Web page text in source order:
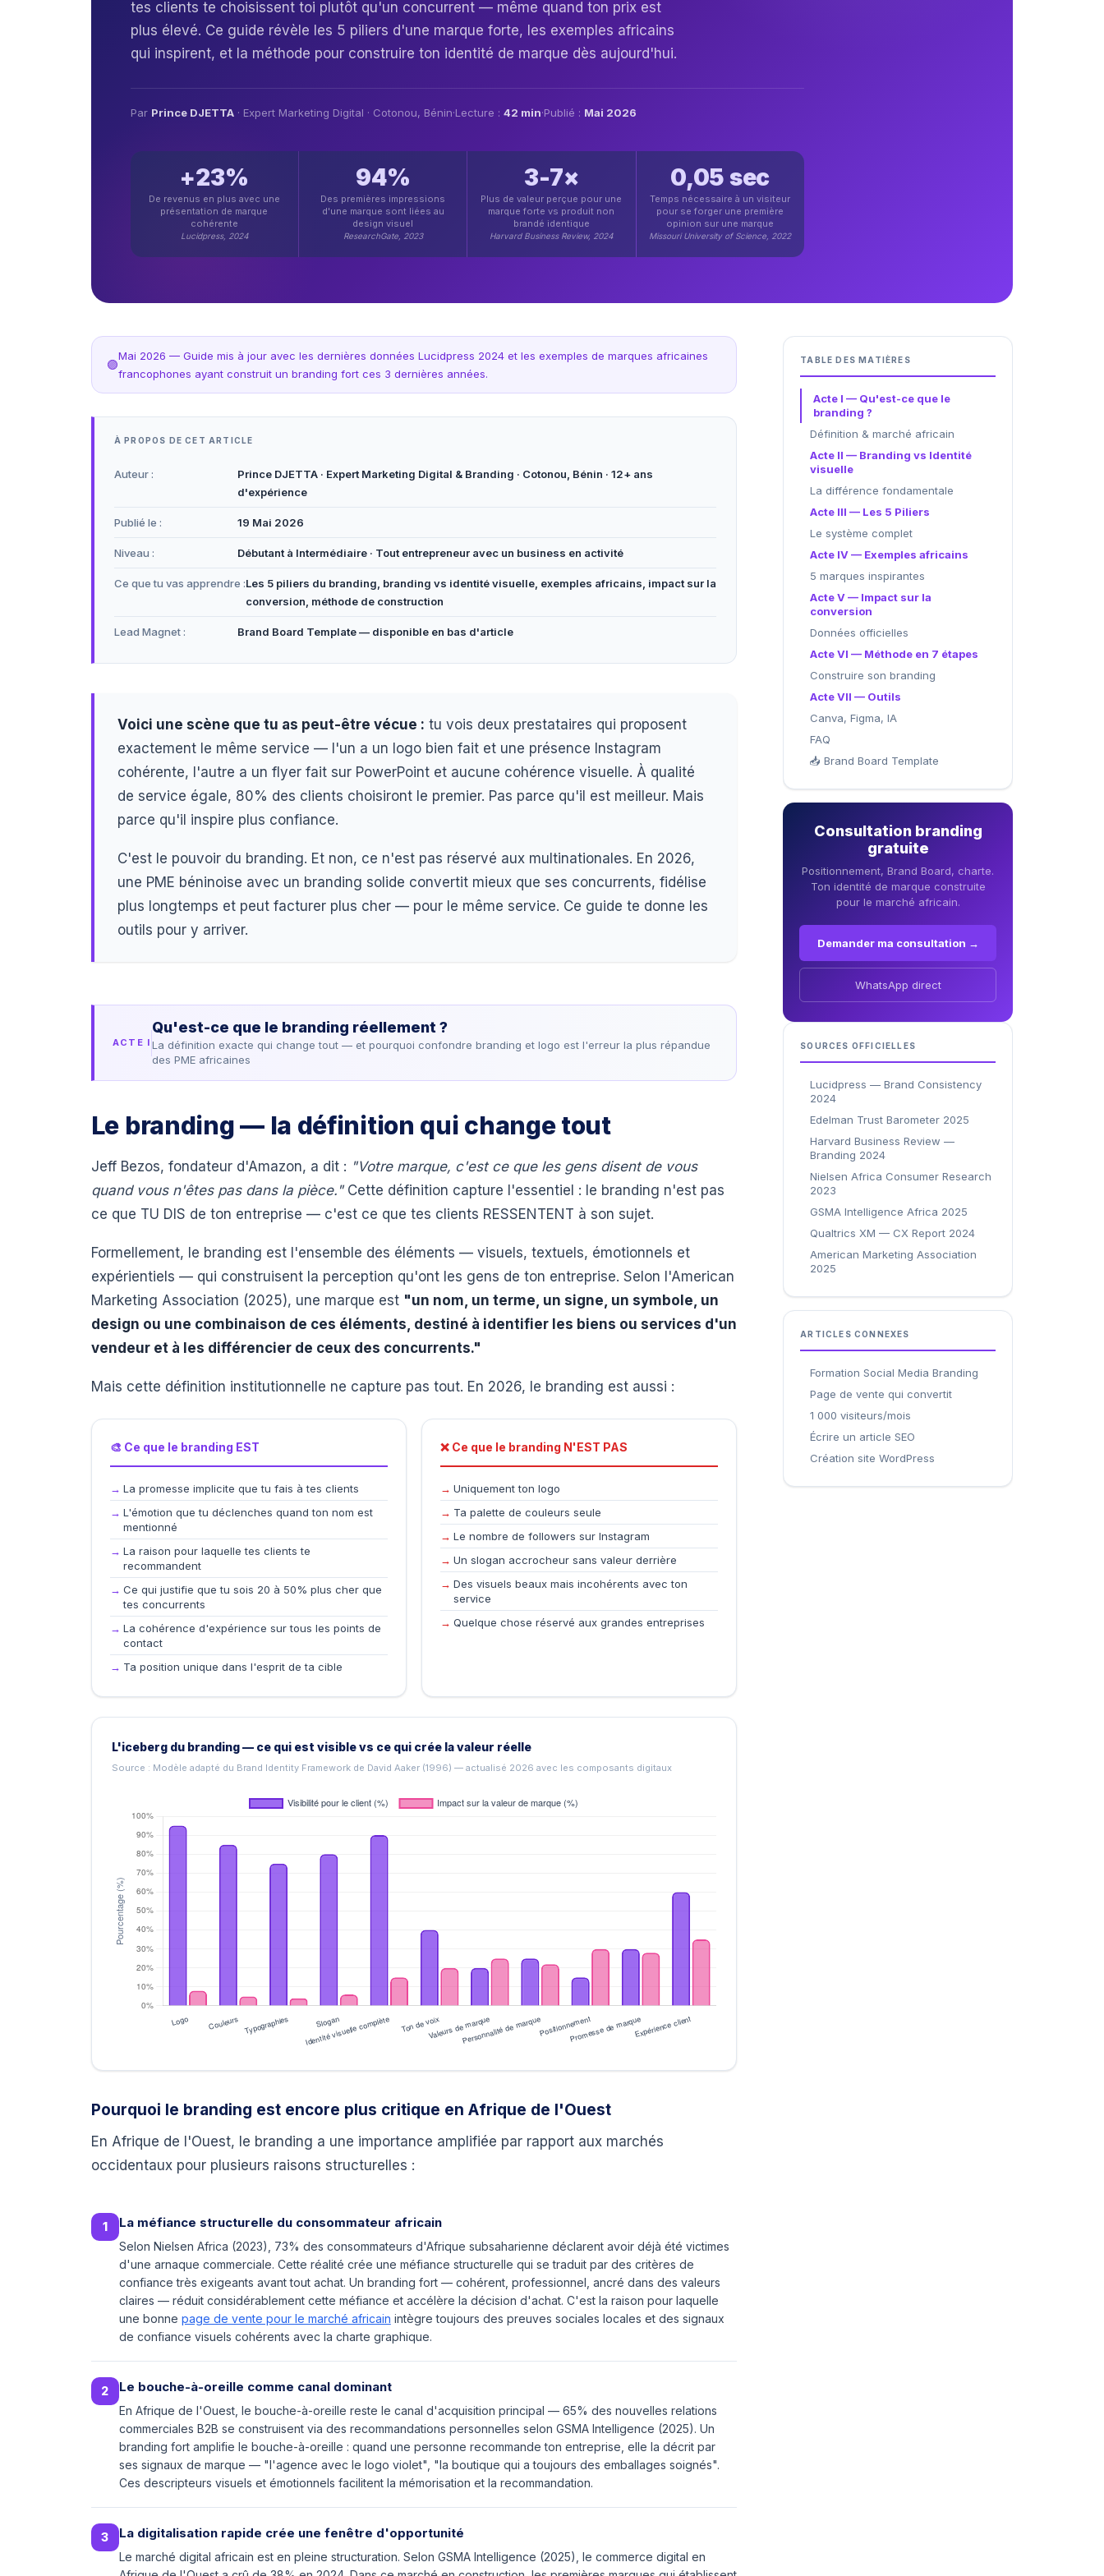
Agence #1 en Afrique de l'Ouest DÉMARRER UN PROJET
tes clients te choisissent toi plutôt qu'un concurrent — même quand ton prix est
plus élevé. Ce guide révèle les 5 piliers d'une marque forte, les exemples africains
qui inspirent, et la méthode pour construire ton identité de marque dès aujourd'hui.
Par Prince DJETTA· Expert Marketing Digital · Cotonou, Bénin·Lecture : 42 min·Publié : Mai 2026
+23%
De revenus en plus avec une
présentation de marque
cohérente
Lucidpress, 2024
94%
Des premières impressions
d'une marque sont liées au
design visuel
ResearchGate, 2023
3-7×
Plus de valeur perçue pour une
marque forte vs produit non
brandé identique
Harvard Business Review, 2024
0,05 sec
Temps nécessaire à un visiteur
pour se forger une première
opinion sur une marque
Missouri University of Science, 2022
Mai 2026 — Guide mis à jour avec les dernières données Lucidpress 2024 et les exemples de marques africaines
francophones ayant construit un branding fort ces 3 dernières années.
À PROPOS DE CET ARTICLE
Auteur :
Prince DJETTA · Expert Marketing Digital & Branding · Cotonou, Bénin · 12+ ans
d'expérience
Publié le : 19 Mai 2026
Niveau : Débutant à Intermédiaire · Tout entrepreneur avec un business en activité
Ce que tu vas apprendre :Les 5 piliers du branding, branding vs identité visuelle, exemples africains, impact sur la
conversion, méthode de construction
Lead Magnet : Brand Board Template — disponible en bas d'article
Voici une scène que tu as peut-être vécue : tu vois deux prestataires qui proposent
exactement le même service — l'un a un logo bien fait et une présence Instagram
cohérente, l'autre a un flyer fait sur PowerPoint et aucune cohérence visuelle. À qualité
de service égale, 80% des clients choisiront le premier. Pas parce qu'il est meilleur. Mais
parce qu'il inspire plus confiance.
C'est le pouvoir du branding. Et non, ce n'est pas réservé aux multinationales. En 2026,
une PME béninoise avec un branding solide convertit mieux que ses concurrents, fidélise
plus longtemps et peut facturer plus cher — pour le même service. Ce guide te donne les
outils pour y arriver.
ACTE I
Qu'est-ce que le branding réellement ?
La définition exacte qui change tout — et pourquoi confondre branding et logo est l'erreur la plus répandue
des PME africaines
Le branding — la définition qui change tout
Jeff Bezos, fondateur d'Amazon, a dit : "Votre marque, c'est ce que les gens disent de vous
quand vous n'êtes pas dans la pièce."Cette définition capture l'essentiel : le branding n'est pas
ce que TU DIS de ton entreprise — c'est ce que tes clients RESSENTENT à son sujet.
Formellement, le branding est l'ensemble des éléments — visuels, textuels, émotionnels et
expérientiels — qui construisent la perception qu'ont les gens de ton entreprise. Selon l'American
Marketing Association (2025), une marque est "un nom, un terme, un signe, un symbole, un
design ou une combinaison de ces éléments, destiné à identifier les biens ou services d'un
vendeur et à les différencier de ceux des concurrents."
Mais cette définition institutionnelle ne capture pas tout. En 2026, le branding est aussi :
🎨 Ce que le branding EST
La promesse implicite que tu fais à tes clients
L'émotion que tu déclenches quand ton nom est
mentionné
La raison pour laquelle tes clients te
recommandent
Ce qui justifie que tu sois 20 à 50% plus cher que
tes concurrents
La cohérence d'expérience sur tous les points de
contact
Ta position unique dans l'esprit de ta cible
❌ Ce que le branding N'EST PAS
Uniquement ton logo
Ta palette de couleurs seule
Le nombre de followers sur Instagram
Un slogan accrocheur sans valeur derrière
Des visuels beaux mais incohérents avec ton
service
Quelque chose réservé aux grandes entreprises
L'iceberg du branding — ce qui est visible vs ce qui crée la valeur réelle
Source : Modèle adapté du Brand Identity Framework de David Aaker (1996) — actualisé 2026 avec les composants digitaux
Pourquoi le branding est encore plus critique en Afrique de l'Ouest
En Afrique de l'Ouest, le branding a une importance amplifiée par rapport aux marchés
occidentaux pour plusieurs raisons structurelles :
1 La méfiance structurelle du consommateur africain
Selon Nielsen Africa (2023), 73% des consommateurs d'Afrique subsaharienne déclarent avoir déjà été victimes
d'une arnaque commerciale. Cette réalité crée une méfiance structurelle qui se traduit par des critères de
confiance très exigeants avant tout achat. Un branding fort — cohérent, professionnel, ancré dans des valeurs
claires — réduit considérablement cette méfiance et accélère la décision d'achat. C'est la raison pour laquelle
une bonne page de vente pour le marché africain intègre toujours des preuves sociales locales et des signaux
de confiance visuels cohérents avec la charte graphique.
2 Le bouche-à-oreille comme canal dominant
En Afrique de l'Ouest, le bouche-à-oreille reste le canal d'acquisition principal — 65% des nouvelles relations
commerciales B2B se construisent via des recommandations personnelles selon GSMA Intelligence (2025). Un
branding fort amplifie le bouche-à-oreille : quand une personne recommande ton entreprise, elle la décrit par
ses signaux de marque — "l'agence avec le logo violet", "la boutique qui a toujours des emballages soignés".
Ces descripteurs visuels et émotionnels facilitent la mémorisation et la recommandation.
3 La digitalisation rapide crée une fenêtre d'opportunité
Le marché digital africain est en pleine structuration. Selon GSMA Intelligence (2025), le commerce digital en
TABLE DES MATIÈRES
Acte I — Qu'est-ce que le
branding ?
Définition & marché africain
Acte II — Branding vs Identité
visuelle
La différence fondamentale
Acte III — Les 5 Piliers
Le système complet
Acte IV — Exemples africains
5 marques inspirantes
Acte V — Impact sur la
conversion
Données officielles
Acte VI — Méthode en 7 étapes
Construire son branding
Acte VII — Outils
Canva, Figma, IA
FAQ
📥 Brand Board Template
Consultation branding
gratuite
Positionnement, Brand Board, charte.
Ton identité de marque construite
pour le marché africain.
Demander ma consultation →
WhatsApp direct
SOURCES OFFICIELLES
Lucidpress — Brand Consistency
2024
Edelman Trust Barometer 2025
Harvard Business Review —
Branding 2024
Nielsen Africa Consumer Research
2023
GSMA Intelligence Africa 2025
Qualtrics XM — CX Report 2024
American Marketing Association
2025
ARTICLES CONNEXES
Formation Social Media Branding
Page de vente qui convertit
1 000 visiteurs/mois
Écrire un article SEO
Création site WordPress